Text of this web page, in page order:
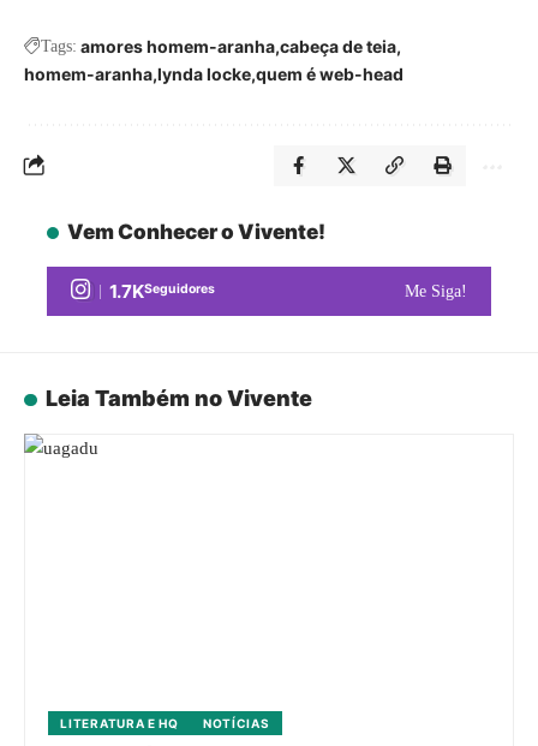
Tags: amores homem-aranha cabeça de teia
homem-aranha lynda locke quem é web-head
Vem Conhecer o Vivente!
1.7KSeguidores Me Siga!
Leia Também no Vivente
LITERATURA E HQ NOTÍCIAS